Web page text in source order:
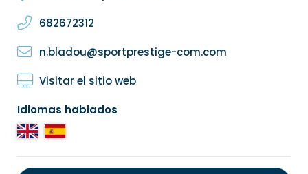
682672312
n.bladou@sportprestige-com.com
Visitar el sitio web
Idiomas hablados